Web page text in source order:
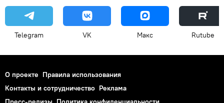
Telegram VK Макс Rutube
О проекте Правила использования
Контакты и сотрудничество Реклама